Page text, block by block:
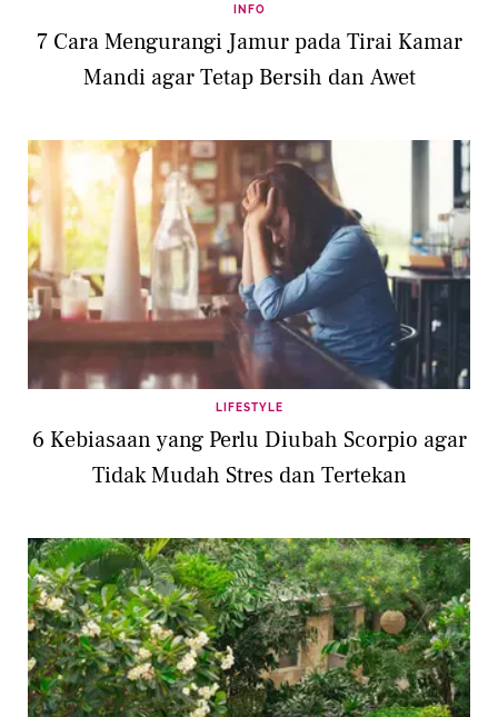
INFO
7 Cara Mengurangi Jamur pada Tirai Kamar
Mandi agar Tetap Bersih dan Awet
LIFESTYLE
6 Kebiasaan yang Perlu Diubah Scorpio agar
Tidak Mudah Stres dan Tertekan